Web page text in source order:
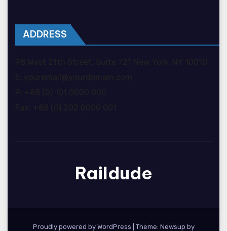
ADDRESS
Raildude
Proudly powered by WordPress
Theme: Newsup by